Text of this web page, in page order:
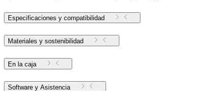
Especificaciones y compatibilidad
Materiales y sostenibilidad
En la caja
Software y Asistencia